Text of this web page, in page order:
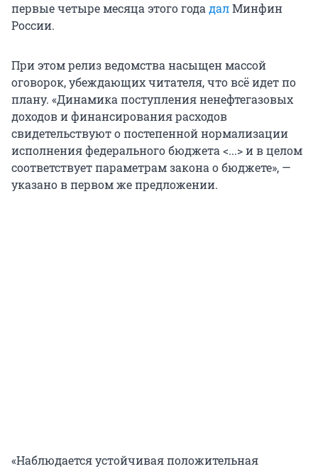
первые четыре месяца этого годадалМинфин
России.
При этом релиз ведомства насыщен массой
оговорок, убеждающих читателя, что всё идет по
плану. «Динамика поступления ненефтегазовых
доходов и финансирования расходов
свидетельствуют о постепенной нормализации
исполнения федерального бюджета <...> и в целом
соответствует параметрам закона о бюджете», —
указано в первом же предложении.
«Наблюдается устойчивая положительная